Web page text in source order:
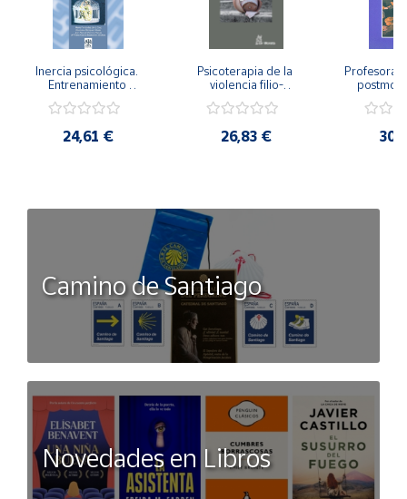
Inercia psicológica.
Entrenamiento
Igualdad de Género.
24,61 €
Psicoterapia de la
violencia filio-
secreto y la
26,83 €
Camino de Santiago
Novedades en Libros